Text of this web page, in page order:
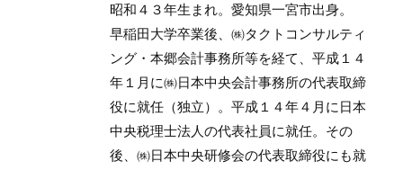
昭和４３年生まれ。愛知県一宮市出身。
早稲田大学卒業後、㈱タクトコンサルティ
ング・本郷会計事務所等を経て、平成１４
年１月に㈱日本中央会計事務所の代表取締
役に就任（独立）。平成１４年４月に日本
中央税理士法人の代表社員に就任。その
後、㈱日本中央研修会の代表取締役にも就